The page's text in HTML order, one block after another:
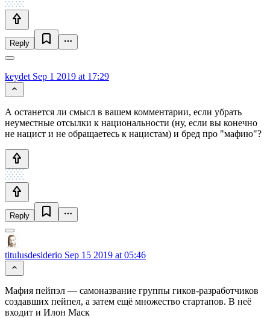
Reply
keydet Sep 1 2019 at 17:29
А останется ли смысл в вашем комментарии, если убрать
неуместные отсылки к национальности (ну, если вы конечно
не нацист и не обращаетесь к нацистам) и бред про "мафию"?
Reply
titulusdesiderio Sep 15 2019 at 05:46
Мафия пейпэл — самоназвание группы гиков-разработчиков
создавших пейпел, а затем ещё множество стартапов. В неё
входит и Илон Маск